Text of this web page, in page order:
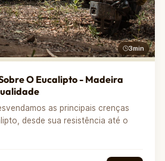
3min
O Eucalipto - Madeira
as principais crenças
desde sua resistência até o